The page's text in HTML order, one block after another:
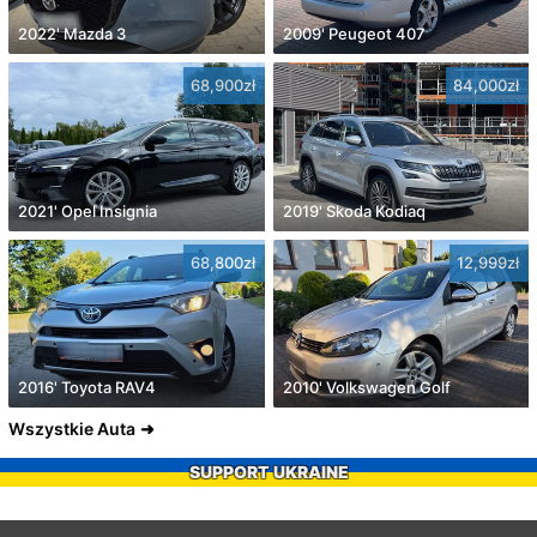
2022' Mazda 3 2009' Peugeot 407
68,900zł
2021' Opel Insignia
84,000zł
2019' Skoda Kodiaq
68,800zł
2016' Toyota RAV4
12,999zł
2010' Volkswagen Golf
Wszystkie Auta
SUPPORT UKRAINE